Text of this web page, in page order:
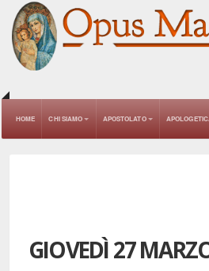
HOME CHI SIAMO APOSTOLATO
GIOVEDÌ 27